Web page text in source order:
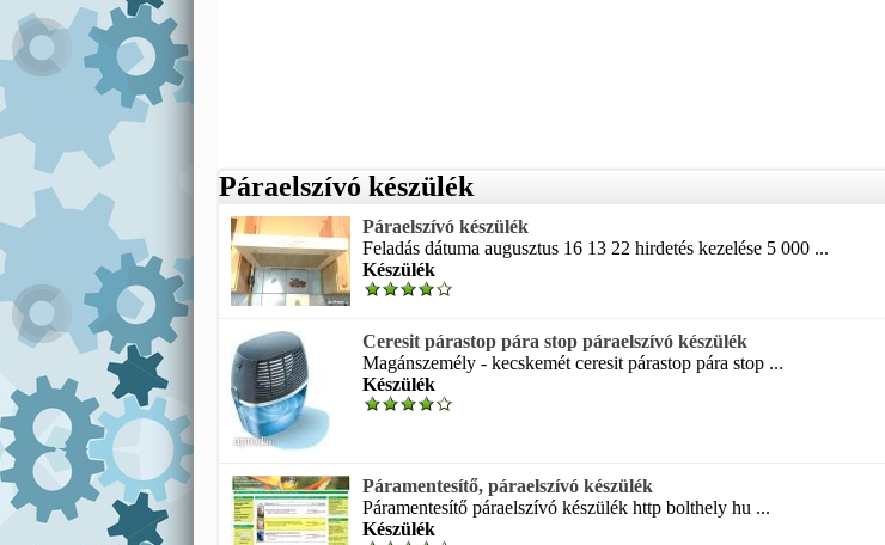
Páraelszívó készülék
Páraelszívó készülék
Feladás dátuma augusztus 16 13 22 hirdetés kezelése 5 000 ...
Készülék
Ceresit párastop pára stop páraelszívó készülék
Magánszemély - kecskemét ceresit párastop pára stop ...
Készülék
Páramentesítő, páraelszívó készülék
Páramentesítő páraelszívó készülék http bolthely hu ...
Készülék